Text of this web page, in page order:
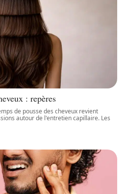
: repères
de pousse des cheveux revient
autour de l'entretien capillaire. Les